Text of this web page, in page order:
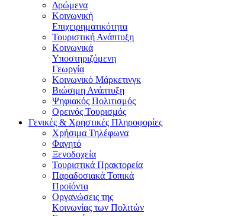
Δρώμενα
Κοινωνική
Επιχειρηματικότητα
Τουριστική Ανάπτυξη
Κοινωνικά
Υποστηριζόμενη
Γεωργία
Κοινωνικό Μάρκετινγκ
Βιώσιμη Ανάπτυξη
Ψηφιακός Πολιτισμός
Ορεινός Τουρισμός
Γενικές & Χρηστικές Πληροφορίες
Χρήσιμα Τηλέφωνα
Φαγητό
Ξενοδοχεία
Τουριστικά Πρακτορεία
Παραδοσιακά Τοπικά
Προϊόντα
Οργανώσεις της
Κοινωνίας των Πολιτών